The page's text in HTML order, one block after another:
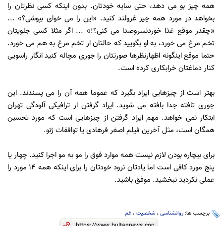
همه چیز بو می دهد، حتی سایه خودتان. بدون اینکه کسی نظرتان را
بخواهد در مورد همه چیز غرولند کنید. «این را می خوای بپوشی؟» ...
«چقدر موقع غذا خوردنسروصدا می کنی؟!» ... اگر مثلا کسی جلویتان
تخم مرغ می خورد، به او بگویید که حالتان از تخم مرغ به هم می خورد.
حتما موقع اینگونه اظهارنظرها صورتتان را جوری مچاله کنید انگار راسویی
کنار دماغتان خرابکاری کرده است.
بهتر است از چیزهایی ایراد بگیرد که عموما همه آن را می پسندند. این
جوری تافته جدا بافته می شوید. ایراد گرفتن از ترافیکی آلودگی تهران
ابتکار نمی خواهد. مهم ایراد گرفتن از چیزهایی است که مورد تحسین
همگان است، مثل آخرین فیلم اصغر فرهادی یا توافقات ژنو.
برای بیچاره بودن لازم نیست همه موارد فوق را مو به مو اجرا کنید. چهار یا
پنج مورد کافی است اما یادتان نرود خودتان را برای اینکه همه 14 مورد را
عملی نکردید نبخشید. موفق باشید.
برچسب ها: روانشناسی ، شخصیت ، غم